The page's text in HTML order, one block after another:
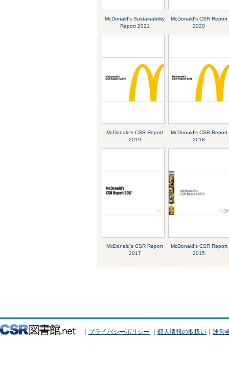
McDonald's Sustainability
Report 2021
McDonald's CSR Report
2020
McDonald's CSR Report
2019
McDonald's CSR Report
2018
McDonald's CSR Report
2017
McDonald's CSR Report
2015
｜ プライバシーポリシー ｜ 個人情報の取扱い ｜ 運営